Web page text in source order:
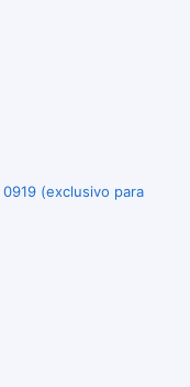
(exclusivo para